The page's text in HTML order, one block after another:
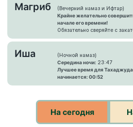
Магриб
(Вечерний намаз и Ифтар)
Крайне желательно
начале его времени!
Обязательно сверяйте с
Иша
(Ночной намаз)
Середина ночи: 23:47
Лучшее время для Тахаджуда
начинается: 00:52
На сегодня